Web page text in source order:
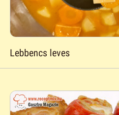
Lebbencs leves